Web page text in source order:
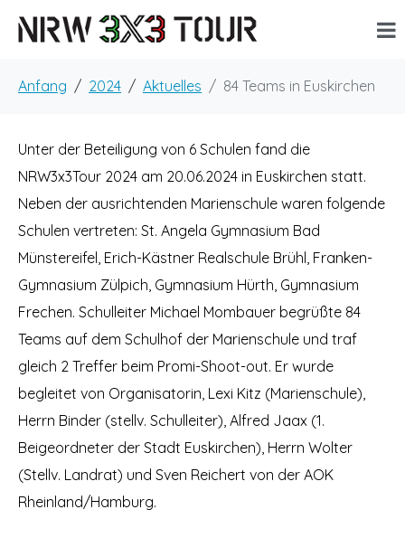
Anfang 2024 Aktuelles 84 Teams in Euskirchen
Unter der Beteiligung von 6 Schulen fand die
NRW3x3Tour 2024 am 20.06.2024 in Euskirchen statt.
Neben der ausrichtenden Marienschule waren folgende
Schulen vertreten: St. Angela Gymnasium Bad
Münstereifel, Erich-Kästner Realschule Brühl, Franken-
Gymnasium Zülpich, Gymnasium Hürth, Gymnasium
Frechen. Schulleiter Michael Mombauer begrüßte 84
Teams auf dem Schulhof der Marienschule und traf
gleich 2 Treffer beim Promi-Shoot-out. Er wurde
begleitet von Organisatorin, Lexi Kitz (Marienschule),
Herrn Binder (stellv. Schulleiter), Alfred Jaax (1.
Beigeordneter der Stadt Euskirchen), Herrn Wolter
(Stellv. Landrat) und Sven Reichert von der AOK
Rheinland/Hamburg.